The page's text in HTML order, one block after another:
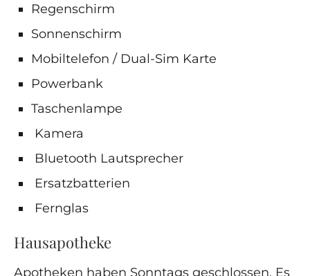
Regenschirm
Sonnenschirm
Mobiltelefon / Dual-Sim Karte
Powerbank
Taschenlampe
Kamera
Bluetooth Lautsprecher
Ersatzbatterien
Fernglas
Hausapotheke
Apotheken haben Sonntags geschlossen. Es